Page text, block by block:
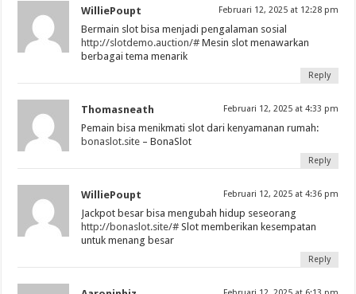
WilliePoupt Februari 12, 2025 at 12:28 pm
Bermain slot bisa menjadi pengalaman sosial
http://slotdemo.auction/# Mesin slot menawarkan
berbagai tema menarik
Reply
Thomasneath Februari 12, 2025 at 4:33 pm
Pemain bisa menikmati slot dari kenyamanan rumah:
bonaslot.site – BonaSlot
Reply
WilliePoupt Februari 12, 2025 at 4:36 pm
Jackpot besar bisa mengubah hidup seseorang
http://bonaslot.site/# Slot memberikan kesempatan
untuk menang besar
Reply